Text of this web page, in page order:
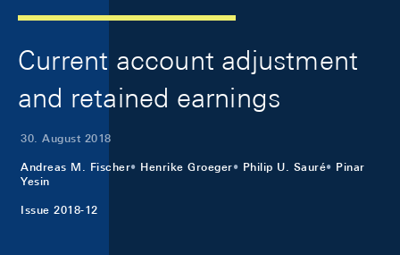
Current account adjustment
and retained earnings
30. August 2018
Andreas M. Fischer Henrike Groeger Philip U. Sauré
Pinar
Yesin
Issue 2018-12